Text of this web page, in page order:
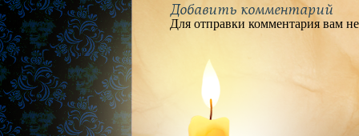
Добавить комментарий
Для отправки комментария вам